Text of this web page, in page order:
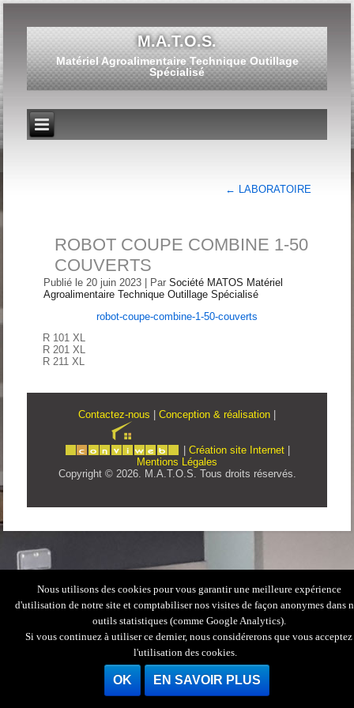
M.A.T.O.S.
Matériel Agroalimentaire Technique Outillage
Spécialisé
← LABORATOIRE
ROBOT COUPE COMBINE 1-50
COUVERTS
Publié le 20 juin 2023 Par Société MATOS Matériel
Agroalimentaire Technique Outillage Spécialisé
robot-coupe-combine-1-50-couverts
R 101 XL
R 201 XL
R 211 XL
Contactez-nous Conception & réalisation
Création site Internet
Mentions Légales
Copyright © 2026. M.A.T.O.S. Tous droits réservés.
Nous utilisons des cookies pour vous garantir une meilleure expérience
d'utilisation de notre site et comptabiliser nos visites de façon anonymes dans
outils statistiques (comme Google Analytics).
Si vous continuez à utiliser ce dernier, nous considérerons que vous acceptez
l'utilisation des cookies.
OK EN SAVOIR PLUS